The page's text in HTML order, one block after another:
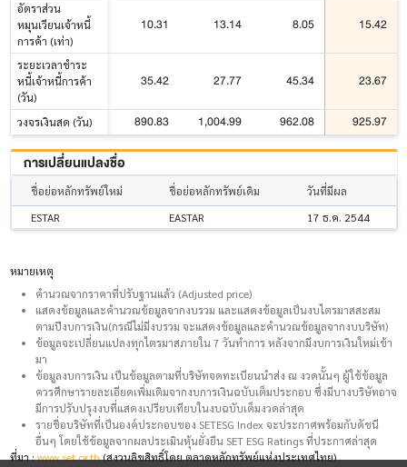
อัตราส่วน
หมุนเวียนเจ้าหนี้
การค้า (เท่า)
10.31 13.14 8.05 15.42
ระยะเวลาชำระ
หนี้เจ้าหนี้การค้า
(วัน)
35.42 27.77 45.34 23.67
วงจรเงินสด (วัน) 890.83 1,004.99 962.08 925.97
การเปลี่ยนแปลงชื่อ
ชื่อย่อหลักทรัพย์ใหม่ ชื่อย่อหลักทรัพย์เดิม
วันที่มีผล
ESTAR
EASTAR 17 ธ.ค. 2544
หมายเหตุ
คำนวณจากราคาที่ปรับฐานแล้ว (Adjusted price)
แสดงข้อมูลและคำนวณข้อมูลจากงบรวม และแสดงข้อมูลเป็นงบไตรมาสสะสม
ตามปีงบการเงิน(กรณีไม่มีงบรวม จะแสดงข้อมูลและคำนวณข้อมูลจากงบบริษัท)
ข้อมูลจะเปลี่ยนแปลงทุกไตรมาสภายใน 7 วันทำการ หลังจากมีงบการเงินใหม่เข้า
มา
ข้อมูลงบการเงิน เป็นข้อมูลตามที่บริษัทจดทะเบียนนำส่ง ณ งวดนั้นๆ ผู้ใช้ข้อมูล
ควรศึกษารายละเอียดเพิ่มเติมจากงบการเงินฉบับเต็มประกอบ ซึ่งมีบางบริษัทอาจ
มีการปรับปรุงงบที่แสดงเปรียบเทียบในงบฉบับเต็มงวดล่าสุด
รายชื่อบริษัทที่เป็นองค์ประกอบของ SETESG Index จะประกาศพร้อมกับดัชนี
อื่นๆ โดยใช้ข้อมูลจากผลประเมินหุ้นยั่งยืน SET ESG Ratings ที่ประกาศล่าสุด
ที่มา :www.set.or.th(สงวนลิขสิทธิ์โดย ตลาดหลักทรัพย์แห่งประเทศไทย)